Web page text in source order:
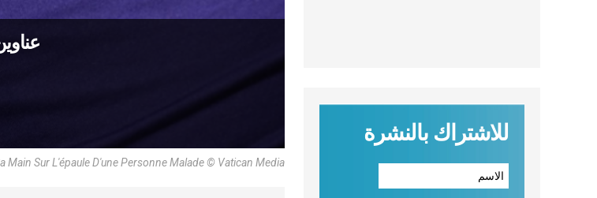
عناوين نشرة
Main Sur L'épaule D'une Personne Malade © Vatican Media
للاشتراك بالنشرة